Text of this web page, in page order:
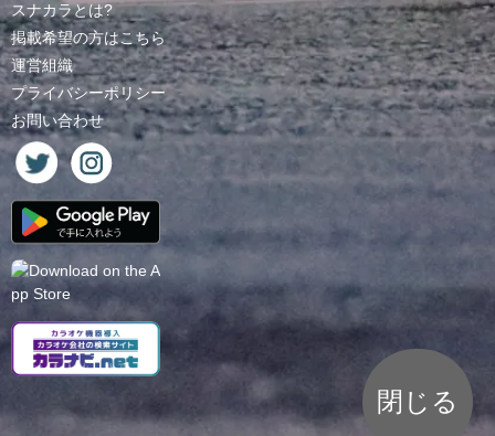
スナカラとは?
掲載希望の方はこちら
運営組織
プライバシーポリシー
お問い合わせ
閉じる